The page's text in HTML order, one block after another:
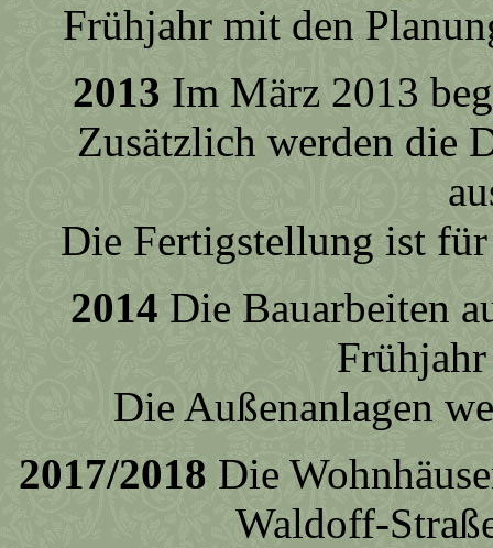
Frühjahr mit den
2013 Im März 2013
Zusätzlich werden die
Die Fertigstellung ist
2014 Die Bauarbeiten
Die Außenanlagen
2017/2018 Die
Waldoff-